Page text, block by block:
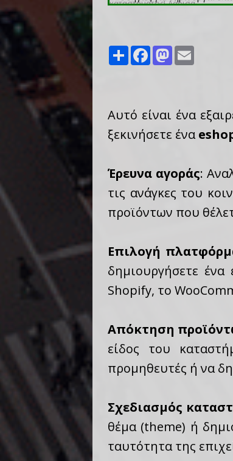
Share FacebookMastodon
Αυτό είναι ένα
ξεκινήσετε ένα
Έρευνα αγοράς:
τις ανάγκες του
προϊόντων που
Επιλογή
δημιουργήσετε ένα
Shopify, το
Απόκτηση
είδος του
προμηθευτές ή να
Σχεδιασμός
θέμα (theme) ή
ταυτότητα της